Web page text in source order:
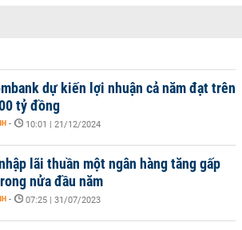
dự kiến lợi nhuận cả năm đạt trên
tỷ đồng
- 10:01 | 21/12/2024
lãi thuần một ngân hàng tăng gấp
nửa đầu năm
- 07:25 | 31/07/2023